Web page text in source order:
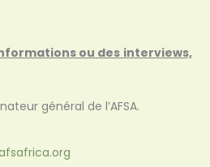
ou des interviews,
général de l’AFSA.